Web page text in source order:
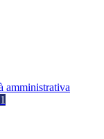
amministrativa
1